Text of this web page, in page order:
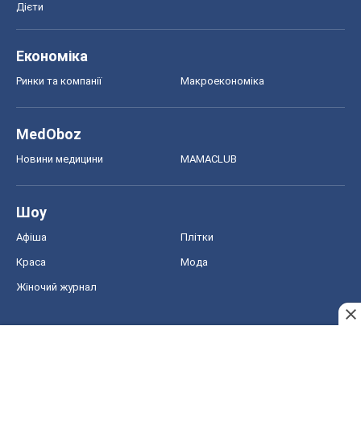
Дієти
Економіка
Ринки та компанії Макроекономіка
MedOboz
Новини медицини MAMACLUB
Шоу
Афіша Плітки
Краса Мода
Жіночий журнал